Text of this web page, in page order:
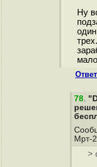
Ну
78.
Мрт-
>